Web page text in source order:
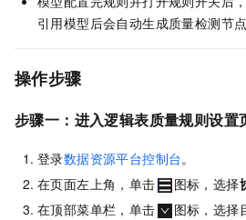
引用模型后会自动生成质量检测节点
操作步骤
步骤一：进入逻辑表质量规则设置
登录数据资源平台控制台。
在页面左上角，单击
图标，选择
在顶部菜单栏，单击
图标，选择